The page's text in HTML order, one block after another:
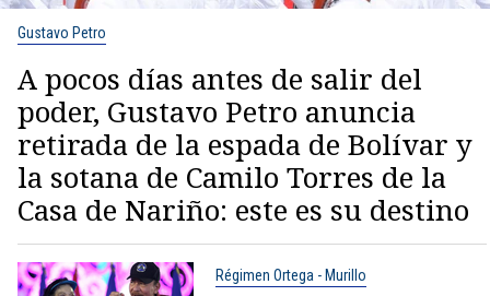
Gustavo Petro
A pocos días antes de salir del
poder, Gustavo Petro anuncia
retirada de la espada de Bolívar y
la sotana de Camilo Torres de la
Casa de Nariño: este es su destino
Régimen Ortega - Murillo